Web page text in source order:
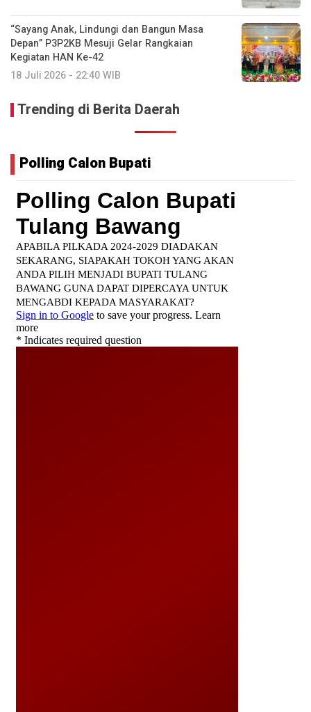
“Sayang Anak, Lindungi dan Bangun Masa
Depan” P3P2KB Mesuji Gelar Rangkaian
Kegiatan HAN Ke-42
18 Juli 2026 - 22:40 WIB
Trending di Berita Daerah
Polling Calon Bupati